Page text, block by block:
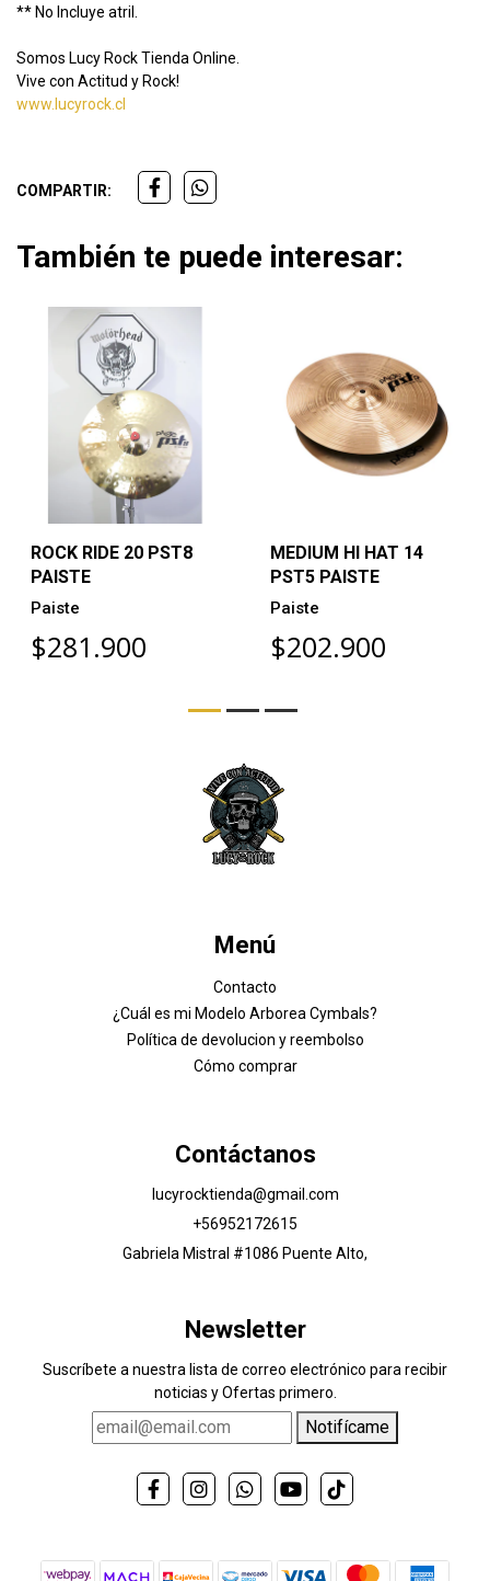
** No Incluye atril.
Somos Lucy Rock Tienda Online.
Vive con Actitud y Rock!
www.lucyrock.cl
COMPARTIR:
También te puede interesar:
ROCK RIDE 20 PST8
PAISTE
Paiste
$281.900
MEDIUM HI HAT 14
PST5 PAISTE
Paiste
$202.900
Menú
Contacto
¿Cuál es mi Modelo Arborea Cymbals?
Política de devolucion y reembolso
Cómo comprar
Contáctanos
lucyrocktienda@gmail.com
+56952172615
Gabriela Mistral #1086 Puente Alto,
Newsletter
Suscríbete a nuestra lista de correo electrónico para recibir
noticias y Ofertas primero.
Notifícame